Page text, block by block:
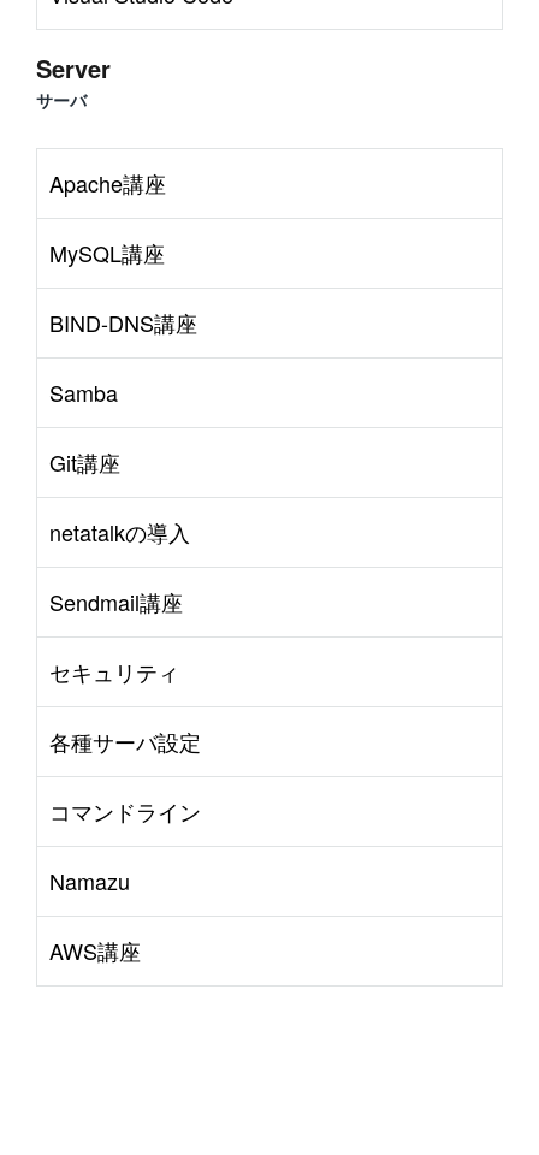
Server
サーバ
Apache講座
MySQL講座
BIND-DNS講座
Samba
Git講座
netatalkの導入
Sendmail講座
セキュリティ
各種サーバ設定
コマンドライン
Namazu
AWS講座